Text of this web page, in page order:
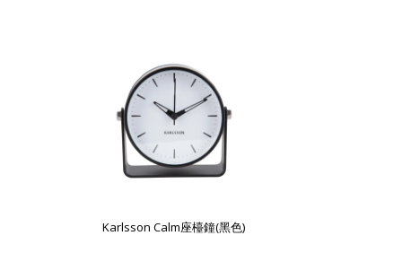
Karlsson Calm座檯鐘(黑色)